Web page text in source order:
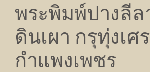
พระพิมพ์ปางลีล
ดินเผา กรุทุ่งเศ
กำแพงเพชร